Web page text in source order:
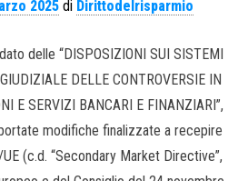
2025 di Dirittodelrisparmio
delle “DISPOSIZIONI SUI SISTEMI
DELLE CONTROVERSIE IN
E SERVIZI BANCARI E FINANZIARI”,
modifiche finalizzate a recepire
(c.d. “Secondary Market Directive”,